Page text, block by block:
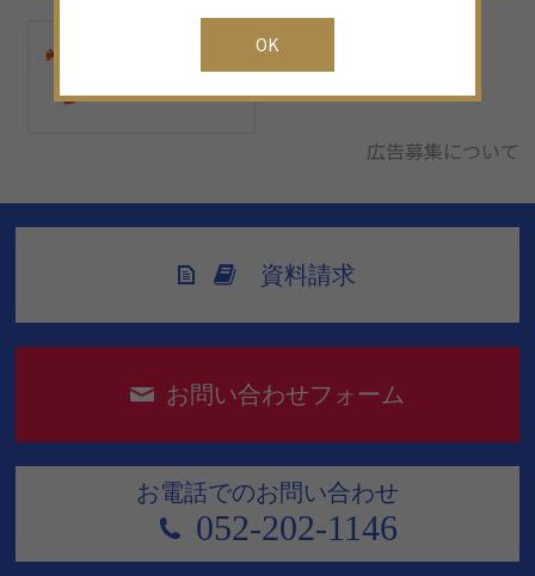
広告募集について
資料請求
お問い合わせフォーム
お電話でのお問い合わせ
052-202-1146
OK